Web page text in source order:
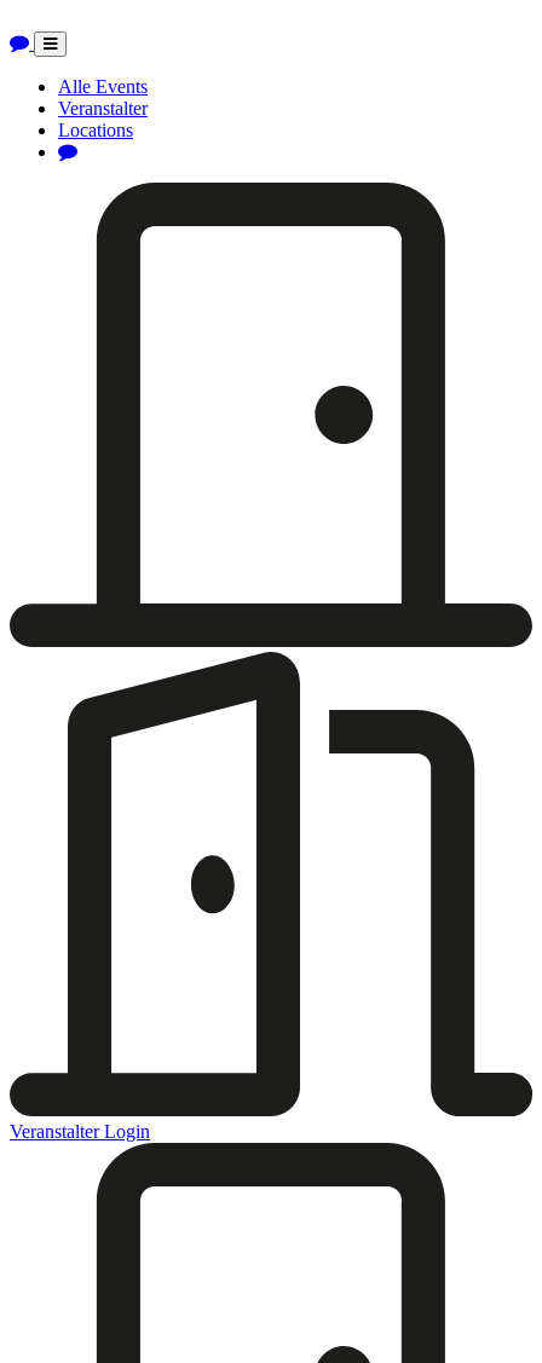
Toggle
navigation
Alle Events
Veranstalter
Locations
Veranstalter Login